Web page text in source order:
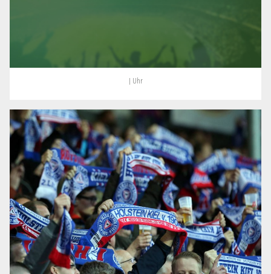
| Uhr